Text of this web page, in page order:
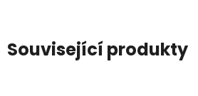
Související produkty